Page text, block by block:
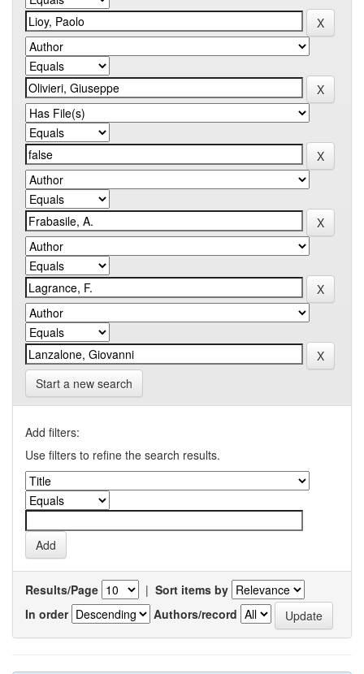
Start a new search
Add filters:
Use filters to refine the search results.
Results/Page | Sort items by
In order
Authors/record